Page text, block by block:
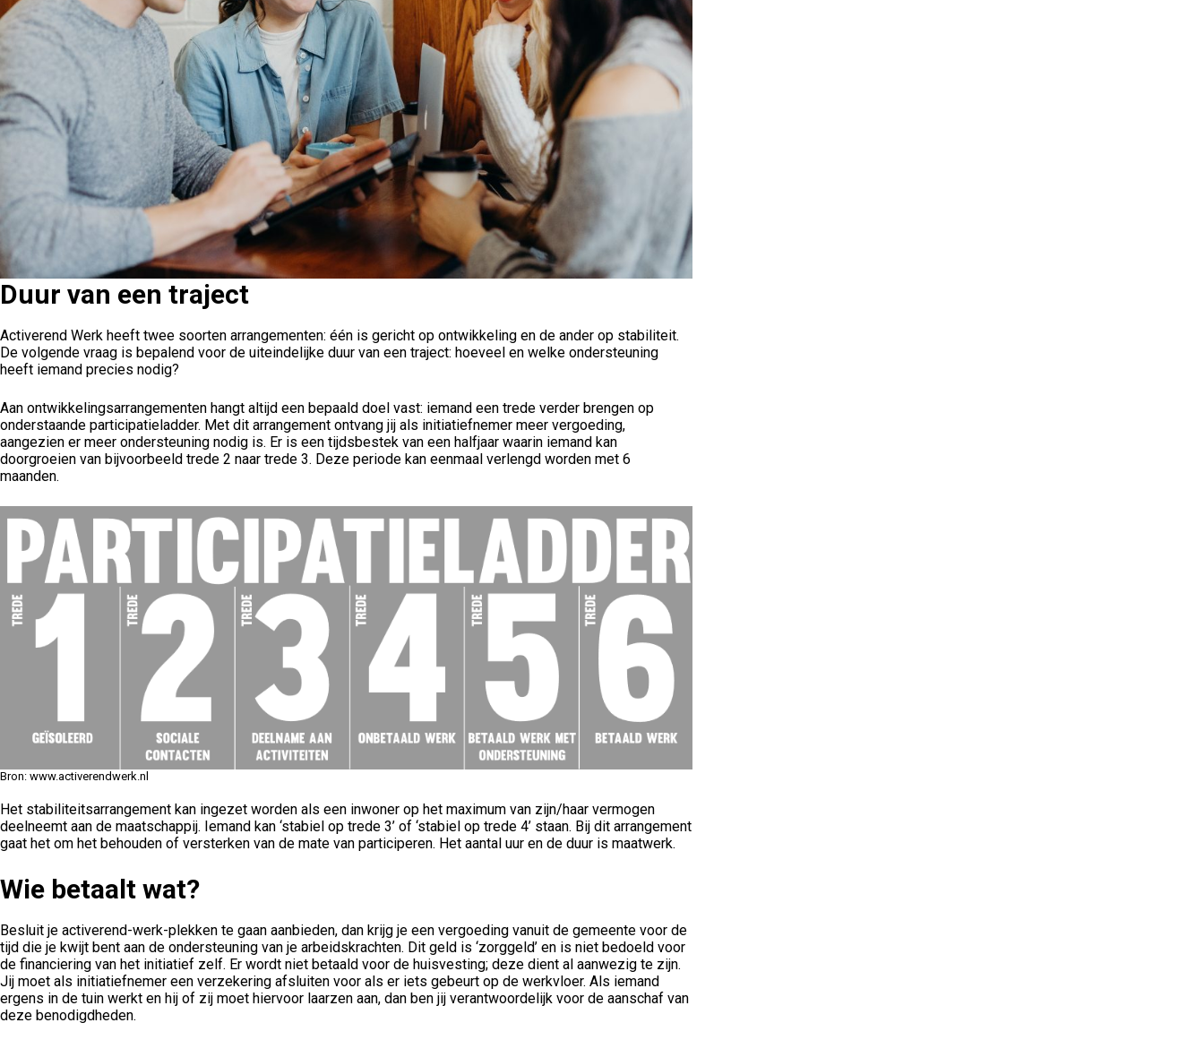
Duur van een traject
Activerend Werk heeft twee soorten arrangementen: één is gericht op ontwikkeling en de ander op stabiliteit.
De volgende vraag is bepalend voor de uiteindelijke duur van een traject: hoeveel en welke ondersteuning
heeft iemand precies nodig?
Aan ontwikkelingsarrangementen hangt altijd een bepaald doel vast: iemand een trede verder brengen op
onderstaande participatieladder. Met dit arrangement ontvang jij als initiatiefnemer meer vergoeding,
aangezien er meer ondersteuning nodig is. Er is een tijdsbestek van een halfjaar waarin iemand kan
doorgroeien van bijvoorbeeld trede 2 naar trede 3. Deze periode kan eenmaal verlengd worden met 6
maanden.
Bron: www.activerendwerk.nl
Het stabiliteitsarrangement kan ingezet worden als een inwoner op het maximum van zijn/haar vermogen
deelneemt aan de maatschappij. Iemand kan ‘stabiel op trede 3’ of ‘stabiel op trede 4’ staan. Bij dit arrangement
gaat het om het behouden of versterken van de mate van participeren. Het aantal uur en de duur is maatwerk.
Wie betaalt wat?
Besluit je activerend-werk-plekken te gaan aanbieden, dan krijg je een vergoeding vanuit de gemeente voor de
tijd die je kwijt bent aan de ondersteuning van je arbeidskrachten. Dit geld is ‘zorggeld’ en is niet bedoeld voor
de financiering van het initiatief zelf. Er wordt niet betaald voor de huisvesting; deze dient al aanwezig te zijn.
Jij moet als initiatiefnemer een verzekering afsluiten voor als er iets gebeurt op de werkvloer. Als iemand
ergens in de tuin werkt en hij of zij moet hiervoor laarzen aan, dan ben jij verantwoordelijk voor de aanschaf van
deze benodigdheden.